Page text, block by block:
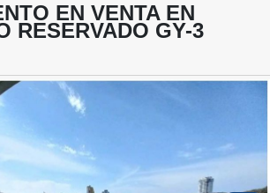
EN VENTA EN
RESERVADO GY-3